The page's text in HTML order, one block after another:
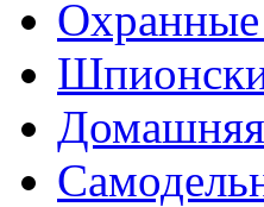
Охранные
Домашняя